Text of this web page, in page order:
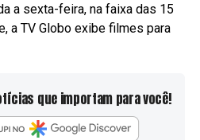
a sexta-feira, na faixa das 15
a TV Globo exibe filmes para
que importam para você!